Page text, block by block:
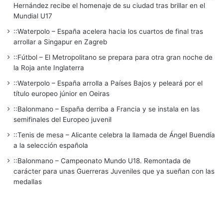
Hernández recibe el homenaje de su ciudad tras brillar en el
Mundial U17
::Waterpolo – España acelera hacia los cuartos de final tras
arrollar a Singapur en Zagreb
::Fútbol – El Metropolitano se prepara para otra gran noche de
la Roja ante Inglaterra
::Waterpolo – España arrolla a Países Bajos y peleará por el
título europeo júnior en Oeiras
::Balonmano – España derriba a Francia y se instala en las
semifinales del Europeo juvenil
::Tenis de mesa – Alicante celebra la llamada de Ángel Buendía
a la selección española
::Balonmano – Campeonato Mundo U18. Remontada de
carácter para unas Guerreras Juveniles que ya sueñan con las
medallas